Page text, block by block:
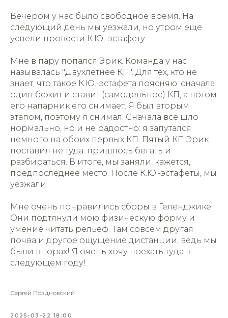
Вечером у нас было свободное время. На
следующий день мы уезжали, но утром еще
успели провести К.Ю.-эстафету.
Мне в пару попался Эрик. Команда у нас
называлась "Двухлетнее КП". Для тех, кто не
знает, что такое К.Ю.-эстафета поясняю: сначала
один бежит и ставит (самодельное) КП, а потом
его напарник его снимает. Я был вторым
этапом, поэтому я снимал. Сначала всё шло
нормально, но и не радостно: я запутался
немного на обоих первых КП. Пятый КП Эрик
поставил не туда: пришлось бегать и
разбираться. В итоге, мы заняли, кажется,
предпоследнее место. После К.Ю.-эстафеты, мы
уезжали.
Мне очень понравились сборы в Геленджике.
Они подтянули мою физическую форму и
умение читать рельеф. Там совсем другая
почва и другое ощущение дистанции, ведь мы
были в горах! Я очень хочу поехать туда в
следующем году!
Сергей Поздновский
2025-03-22 18:00